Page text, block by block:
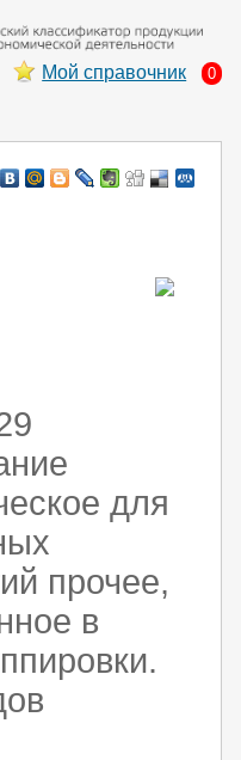
Мой справочник 0
для
прочее,
в